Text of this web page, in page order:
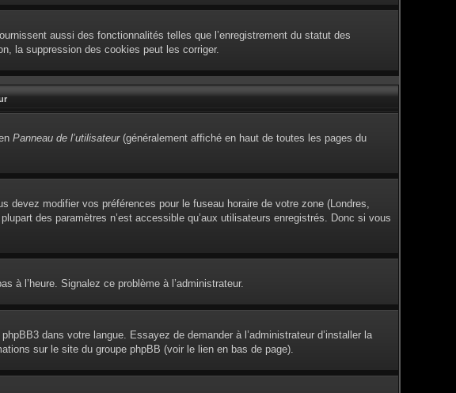
aussi des fonctionnalités telles que l’enregistrement du statut des
la suppression des cookies peut les corriger.
Panneau de l’utilisateur(généralement affiché en haut de toutes les pages du
devez modifier vos préférences pour le fuseau horaire de votre zone (Londres,
des paramètres n’est accessible qu’aux utilisateurs enregistrés. Donc si vous
à l’heure. Signalez ce problème à l’administrateur.
dans votre langue. Essayez de demander à l’administrateur d’installer la
sur le site du groupe phpBB (voir le lien en bas de page).